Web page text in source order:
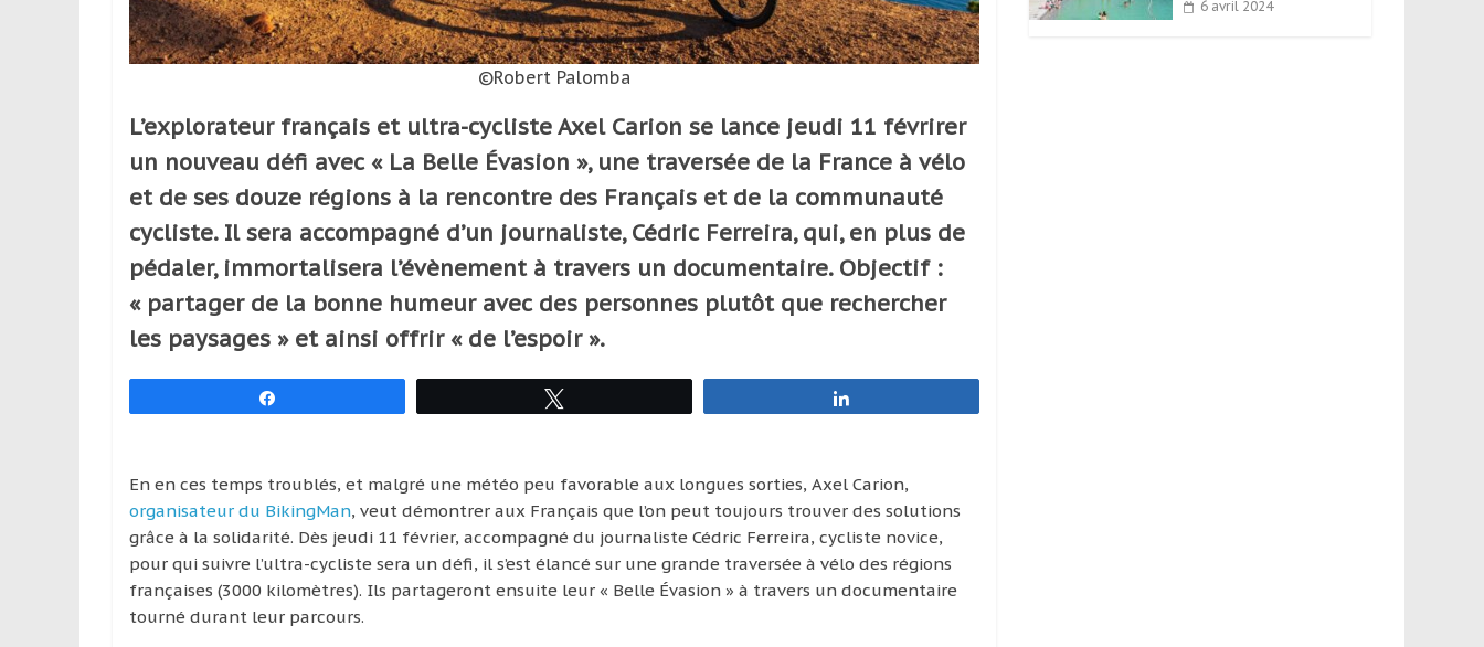
passion,
tout
de
découverte
d’un
pays
d’une
région
©Robert Palomba
L’explorateur français et ultra-cycliste Axel Carion se lance jeudi 11 févrirer
un nouveau défi avec « La Belle Évasion », une traversée de la France à vélo
et de ses douze régions à la rencontre des Français et de la communauté
cycliste. Il sera accompagné d’un journaliste, Cédric Ferreira, qui, en plus de
pédaler, immortalisera l’évènement à travers un documentaire. Objectif :
« partager de la bonne humeur avec des personnes plutôt que rechercher
les paysages » et ainsi offrir « de l’espoir ».
En en ces temps troublés, et malgré une météo peu favorable aux longues sorties, Axel Carion,
organisateur du BikingMan, veut démontrer aux Français que l’on peut toujours trouver des solutions
grâce à la solidarité. Dès jeudi 11 février, accompagné du journaliste Cédric Ferreira, cycliste novice,
pour qui suivre l’ultra-cycliste sera un défi, il s’est élancé sur une grande traversée à vélo des régions
françaises (3000 kilomètres). Ils partageront ensuite leur « Belle Évasion » à travers un documentaire
tourné durant leur parcours.
6 avril 2024